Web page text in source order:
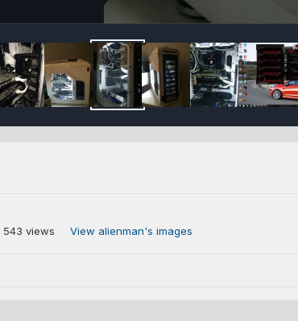
543 views View alienman's images